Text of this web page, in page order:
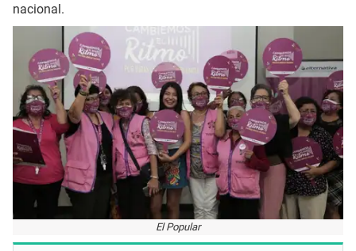
nacional.
El Popular